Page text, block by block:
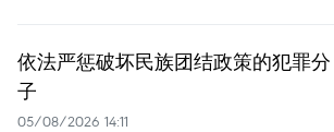
依法严惩破坏民族团结政策的犯罪分
子
05/08/2026 14:11